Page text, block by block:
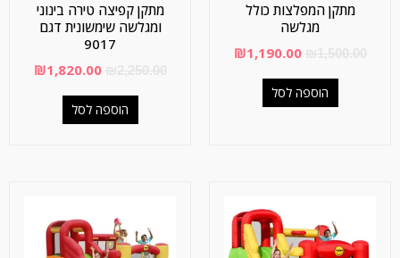
מתקן המפלצות כולל
מגלשה
₪1,190.00
הוספה לסל
מתקן קפיצה טירה בינוני
ומגלשה שימשונית דגם
9017
₪1,820.00
הוספה לסל